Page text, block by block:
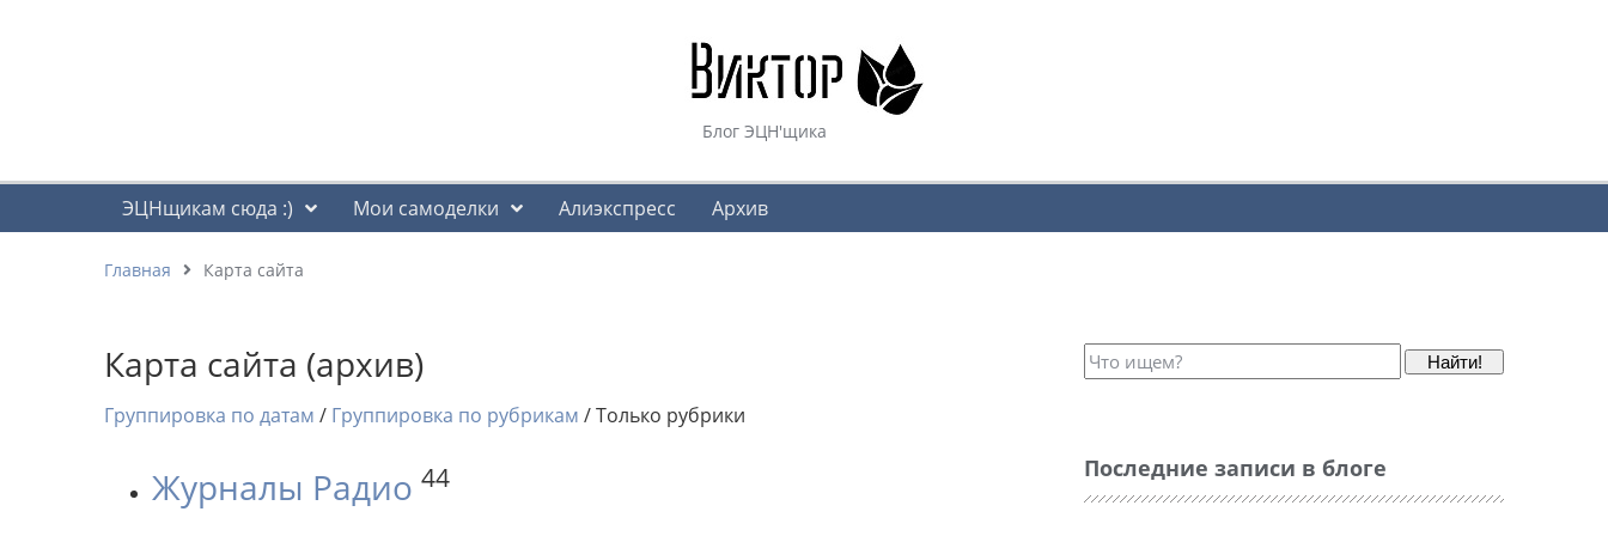
Блог ЭЦН'щика
ЭЦНщикам сюда :) Мои самоделки Алиэкспресс Архив
Главная Карта сайта
Карта сайта (архив)
Группировка по датам / Группировка по рубрикам /Только рубрики
Журналы Радио 44
Найти!
Последние записи в блоге